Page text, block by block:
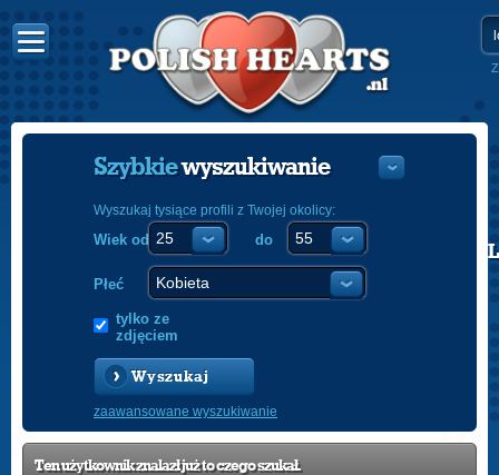
POLISH
Szybkiewyszukiwanie
Wyszukaj tysiące profili z Twojej okolicy:
Wiek od do
Płeć
tylko ze
zdjęciem
Wyszukaj
zaawansowane wyszukiwanie
Ten użytkownik znalazł już to czego szukał.